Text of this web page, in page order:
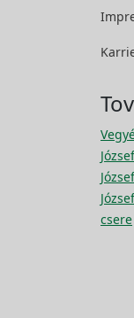
csere